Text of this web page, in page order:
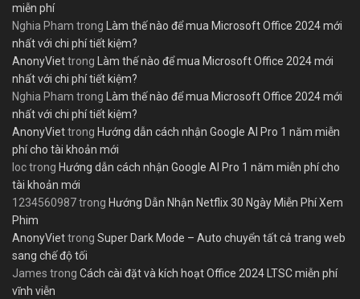
miễn phí
Nghia Pham trong Làm thế nào để mua Microsoft Office 2024 mới
nhất với chi phí tiết kiệm?
AnonyViettrong Làm thế nào để mua Microsoft Office 2024 mới
nhất với chi phí tiết kiệm?
Nghia Pham trong Làm thế nào để mua Microsoft Office 2024 mới
nhất với chi phí tiết kiệm?
AnonyViettrong Hướng dẫn cách nhận Google AI Pro 1 năm miễn
phí cho tài khoản mới
loctrong Hướng dẫn cách nhận Google AI Pro 1 năm miễn phí cho
tài khoản mới
1234560987trong Hướng Dẫn Nhận Netflix 30 Ngày Miễn Phí Xem
Phim
AnonyViettrong Super Dark Mode – Auto chuyển tất cả trang web
sang chế độ tối
James trong Cách cài đặt và kích hoạt Office 2024 LTSC miễn phí
vĩnh viễn